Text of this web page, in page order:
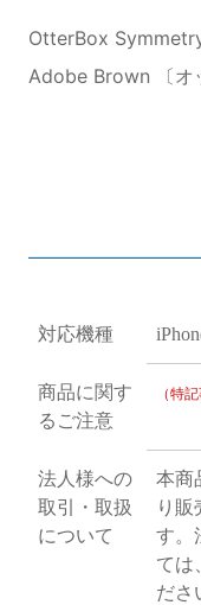
OtterBox
Adobe Brown 〔オ
対応機種
商品に関す
るご注意
（特
法人様への
取引・取扱
について
本商
り販
す。
ては
ださ